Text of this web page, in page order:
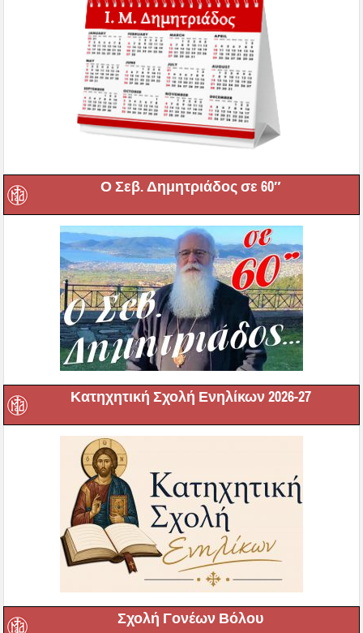
Ο Σεβ. Δημητριάδος σε 60″
Κατηχητική Σχολή Ενηλίκων 2026-27
Σχολή Γονέων Βόλου